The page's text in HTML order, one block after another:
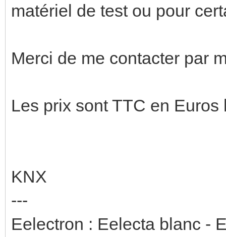
matériel de test ou pour
Merci de me contacter par
Les prix sont TTC en Euros
KNX
---
Eelectron : Eelecta blanc -